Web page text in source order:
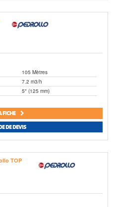
105 Mètres
7.2 m3/h
5" (125 mm)
FICHE
DE DEVIS